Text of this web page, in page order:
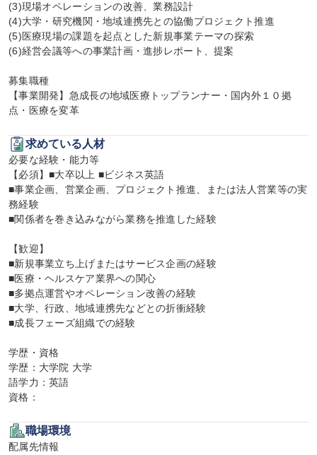
(3)現場オペレーションの改善、業務設計
(4)大学・研究機関・地域連携先との協働プロジェクト推進
(5)医療現場の課題を起点とした新規事業テーマの探索
(6)経営会議等への事業計画・進捗レポート、提案
募集職種
【事業開発】急成長の地域医療トップランナー・国内外１０拠
点・医療を変革
求めている人材
必要な経験・能力等
【必須】■大卒以上 ■ビジネス英語
■事業企画、営業企画、プロジェクト推進、または法人営業等の実
務経験
■関係者を巻き込みながら業務を推進した経験
【歓迎】
■新規事業立ち上げまたはサービス企画の経験
■医療・ヘルスケア業界への関心
■多拠点運営やオペレーション改善の経験
■大学、行政、地域連携先などとの折衝経験
■成長フェーズ組織での経験
学歴・資格
学歴：大学院 大学
語学力：英語
資格：
職場環境
配属先情報